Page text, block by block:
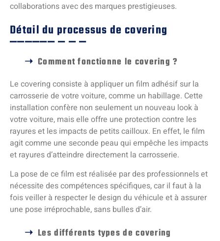
collaborations avec des marques prestigieuses.
Détail du processus de covering
Comment fonctionne le covering ?
Le covering consiste à appliquer un film adhésif sur la
carrosserie de votre voiture, comme un habillage. Cette
installation confère non seulement un nouveau look à
votre voiture, mais elle offre une protection contre les
rayures et les impacts de petits cailloux. En effet, le film
agit comme une seconde peau qui empêche les impacts
et rayures d’atteindre directement la carrosserie.
La pose de ce film est réalisée par des professionnels et
nécessite des compétences spécifiques, car il faut à la
fois veiller à respecter le design du véhicule et à assurer
une pose irréprochable, sans bulles d’air.
Les différents types de covering